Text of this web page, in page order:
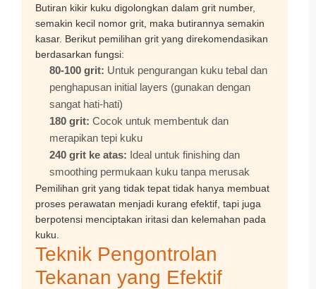
Butiran kikir kuku digolongkan dalam grit number,
semakin kecil nomor grit, maka butirannya semakin
kasar. Berikut pemilihan grit yang direkomendasikan
berdasarkan fungsi:
80-100 grit: Untuk pengurangan kuku tebal dan
penghapusan initial layers (gunakan dengan
sangat hati-hati)
180 grit: Cocok untuk membentuk dan
merapikan tepi kuku
240 grit ke atas: Ideal untuk finishing dan
smoothing permukaan kuku tanpa merusak
Pemilihan grit yang tidak tepat tidak hanya membuat
proses perawatan menjadi kurang efektif, tapi juga
berpotensi menciptakan iritasi dan kelemahan pada
kuku.
Teknik Pengontrolan
Tekanan yang Efektif